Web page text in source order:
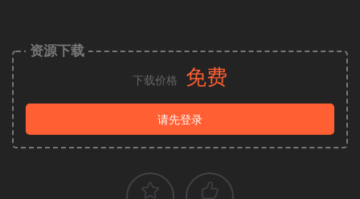
资源下载
下载价格 免费
请先登录